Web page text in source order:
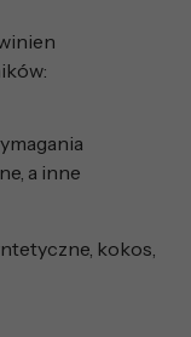
a inne
kokos,